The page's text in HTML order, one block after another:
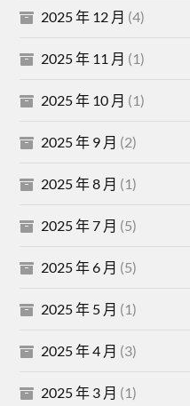
2025 年 12 月 (4)
2025 年 11 月 (1)
2025 年 10 月 (1)
2025 年 9 月 (2)
2025 年 8 月 (1)
2025 年 7 月 (5)
2025 年 6 月 (5)
2025 年 5 月 (1)
2025 年 4 月 (3)
2025 年 3 月 (1)